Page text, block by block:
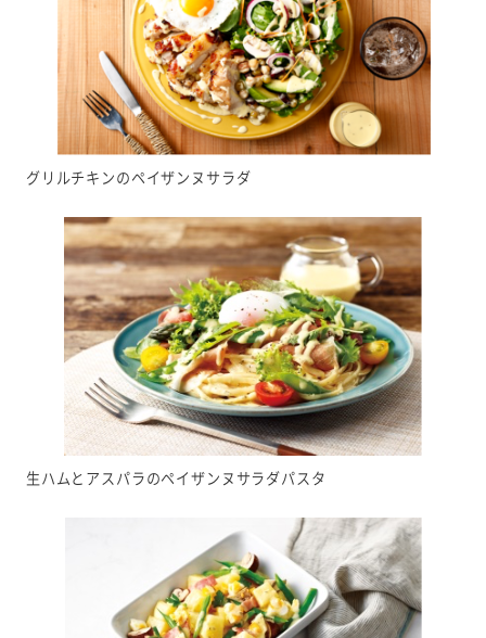
グリルチキンのペイザンヌサラダ
生ハムとアスパラのペイザンヌサラダパスタ